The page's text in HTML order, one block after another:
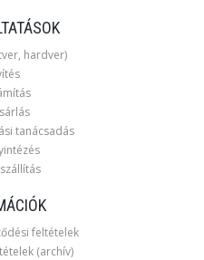
hardver)
tanácsadás
feltételek
(archív)